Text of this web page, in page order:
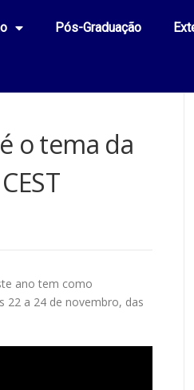
Pós-Graduação
o tema da
ano tem como
22 a 24 de novembro, das